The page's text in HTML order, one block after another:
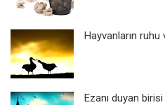
Hayvanların ruhu
Ezanı duyan